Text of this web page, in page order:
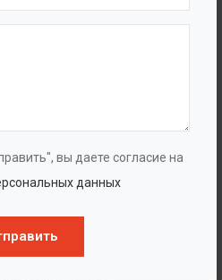
вы даете согласие на
данных
повреждения и
погружной масло-
электродвигателя